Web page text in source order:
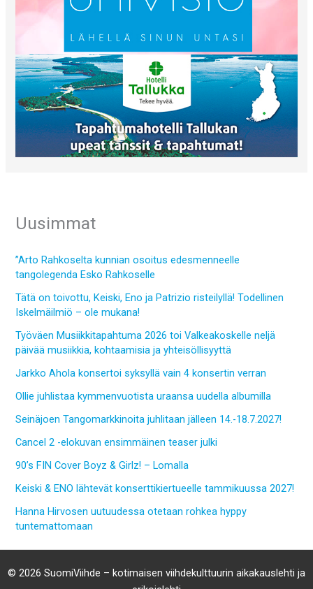
Uusimmat
”Arto Rahkoselta kunnian osoitus edesmenneelle
tangolegenda Esko Rahkoselle
Tätä on toivottu, Keiski, Eno ja Patrizio risteilyllä! Todellinen
Iskelmäilmiö – ole mukana!
Työväen Musiikkitapahtuma 2026 toi Valkeakoskelle neljä
päivää musiikkia, kohtaamisia ja yhteisöllisyyttä
Jarkko Ahola konsertoi syksyllä vain 4 konsertin verran
Ollie juhlistaa kymmenvuotista uraansa uudella albumilla
Seinäjoen Tangomarkkinoita juhlitaan jälleen 14.-18.7.2027!
Cancel 2 -elokuvan ensimmäinen teaser julki
90’s FIN Cover Boyz & Girlz! – Lomalla
Keiski & ENO lähtevät konserttikiertueelle tammikuussa 2027!
Hanna Hirvosen uutuudessa otetaan rohkea hyppy
tuntemattomaan
© 2026 SuomiViihde – kotimaisen viihdekulttuurin aikakauslehti ja